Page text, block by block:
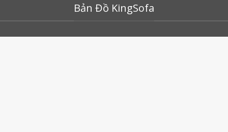
Bản Đồ KingSofa